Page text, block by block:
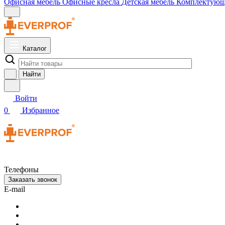
Офисная мебель Офисные кресла Детская мебель
Каталог
Найти
Войти
0
Избранное
Телефоны
Заказать звонок
E-mail